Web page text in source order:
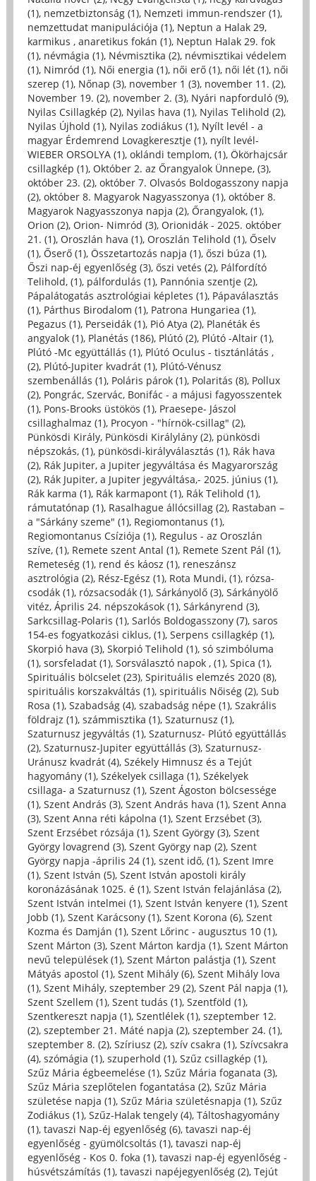
(1), nemzetbiztonság (1), Nemzeti immun-rendszer (1),
nemzettudat manipulációja (1), Neptun a Halak 29,
karmikus , anaretikus fokán (1), Neptun Halak 29. fok
(1), névmágia (1), Névmisztika (2), névmisztikai védelem
(1), Nimród (1), Női energia (1), női erő (1), női lét (1), női
szerep (1), Nőnap (3), november 1 (3), november 11. (2),
November 19. (2), november 2. (3), Nyári napforduló (9),
Nyilas Csillagkép (2), Nyilas hava (1), Nyilas Telihold (2),
Nyilas Újhold (1), Nyilas zodiákus (1), Nyílt levél - a
magyar Érdemrend Lovagkeresztje (1), nyílt levél-
WIEBER ORSOLYA (1), oklándi templom, (1), Ökörhajcsár
csillagkép (1), Október 2. az Őrangyalok Ünnepe, (3),
október 23. (2), október 7. Olvasós Boldogasszony napja
(2), október 8. Magyarok Nagyasszonya (1), október 8.
Magyarok Nagyasszonya napja (2), Őrangyalok, (1),
Orion (2), Orion- Nimród (3), Orionidák - 2025. október
21. (1), Oroszlán hava (1), Oroszlán Telihold (1), Őselv
(1), Őserő (1), Összetartozás napja (1), őszi búza (1),
Őszi nap-éj egyenlőség (3), őszi vetés (2), Pálfordító
Telihold, (1), pálfordulás (1), Pannónia szentje (2),
Pápalátogatás asztrológiai képletes (1), Pápaválasztás
(1), Párthus Birodalom (1), Patrona Hungariea (1),
Pegazus (1), Perseidák (1), Pió Atya (2), Planéták és
angyalok (1), Planétás (186), Plútó (2), Plútó -Altair (1),
Plútó -Mc együttállás (1), Plútó Oculus - tisztánlátás ,
(2), Plútó-Jupiter kvadrát (1), Plútó-Vénusz
szembenállás (1), Poláris párok (1), Polaritás (8), Pollux
(2), Pongrác, Szervác, Bonifác - a májusi fagyosszentek
(1), Pons-Brooks üstökös (1), Praesepe- Jászol
csillaghalmaz (1), Procyon - "hírnök-csillag" (2),
Pünkösdi Király, Pünkösdi Királylány (2), pünkösdi
népszokás, (1), pünkösdi-királyválasztás (1), Rák hava
(2), Rák Jupiter, a Jupiter jegyváltása és Magyarország
(2), Rák Jupiter, a Jupiter jegyváltása,- 2025. június (1),
Rák karma (1), Rák karmapont (1), Rák Telihold (1),
rámutatónap (1), Rasalhague állócsillag (2), Rastaban –
a "Sárkány szeme" (1), Regiomontanus (1),
Regiomontanus Csíziója (1), Regulus - az Oroszlán
szíve, (1), Remete szent Antal (1), Remete Szent Pál (1),
Remeteség (1), rend és káosz (1), reneszánsz
asztrológia (2), Rész-Egész (1), Rota Mundi, (1), rózsa-
csodák (1), rózsacsodák (1), Sárkányölő (3), Sárkányölő
vitéz, Április 24. népszokások (1), Sárkányrend (3),
Sarkcsillag-Polaris (1), Sarlós Boldogasszony (7), saros
154-es fogyatkozási ciklus, (1), Serpens csillagkép (1),
Skorpió hava (3), Skorpió Telihold (1), só szimbóluma
(1), sorsfeladat (1), Sorsválasztó napok , (1), Spica (1),
Spirituális bölcselet (23), Spirituális elemzés 2020 (8),
spirituális korszakváltás (1), spirituális Nőiség (2), Sub
Rosa (1), Szabadság (4), szabadság népe (1), Szakrális
földrajz (1), számmisztika (1), Szaturnusz (1),
Szaturnusz jegyváltás (1), Szaturnusz- Plútó együttállás
(2), Szaturnusz-Jupiter együttállás (3), Szaturnusz-
Uránusz kvadrát (4), Székely Himnusz és a Tejút
hagyomány (1), Székelyek csillaga (1), Székelyek
csillaga- a Szaturnusz (1), Szent Ágoston bölcsessége
(1), Szent András (3), Szent András hava (1), Szent Anna
(3), Szent Anna réti kápolna (1), Szent Erzsébet (3),
Szent Erzsébet rózsája (1), Szent György (3), Szent
György lovagrend (3), Szent György nap (2), Szent
György napja -április 24 (1), szent idő, (1), Szent Imre
(1), Szent István (5), Szent István apostoli király
koronázásának 1025. é (1), Szent István felajánlása (2),
Szent István intelmei (1), Szent István kenyere (1), Szent
Jobb (1), Szent Karácsony (1), Szent Korona (6), Szent
Kozma és Damján (1), Szent Lőrinc - augusztus 10 (1),
Szent Márton (3), Szent Márton kardja (1), Szent Márton
nevű települések (1), Szent Márton palástja (1), Szent
Mátyás apostol (1), Szent Mihály (6), Szent Mihály lova
(1), Szent Mihály, szeptember 29 (2), Szent Pál napja (1),
Szent Szellem (1), Szent tudás (1), Szentföld (1),
Szentkereszt napja (1), Szentlélek (1), szeptember 12.
(2), szeptember 21. Máté napja (2), szeptember 24. (1),
szeptember 8. (2), Szíriusz (2), szív csakra (1), Szívcsakra
(4), szómágia (1), szuperhold (1), Szűz csillagkép (1),
Szűz Mária égbeemelése (1), Szűz Mária foganata (3),
Szűz Mária szeplőtelen fogantatása (2), Szűz Mária
születése napja (1), Szűz Mária születésnapja (1), Szűz
Zodiákus (1), Szűz-Halak tengely (4), Táltoshagyomány
(1), tavaszi Nap-éj egyenlőség (6), tavaszi nap-éj
egyenlőség - gyümölcsoltás (1), tavaszi nap-éj
egyenlőség - Kos 0. foka (1), tavaszi nap-éj egyenlőség -
húsvétszámítás (1), tavaszi napéjegyenlőség (2), Tejút